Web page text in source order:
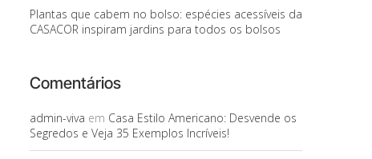
Plantas que cabem no bolso: espécies acessíveis da
CASACOR inspiram jardins para todos os bolsos
Comentários
admin-viva em Casa Estilo Americano: Desvende os
Segredos e Veja 35 Exemplos Incríveis!